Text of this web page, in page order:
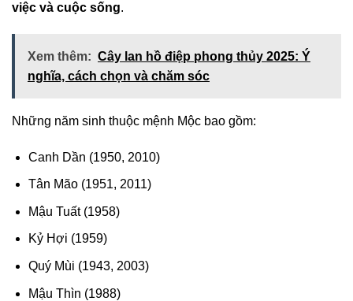
việc và cuộc sống.
Xem thêm: Cây lan hồ điệp phong thủy 2025: Ý
nghĩa, cách chọn và chăm sóc
Những năm sinh thuộc mệnh Mộc bao gồm:
Canh Dần (1950, 2010)
Tân Mão (1951, 2011)
Mậu Tuất (1958)
Kỷ Hợi (1959)
Quý Mùi (1943, 2003)
Mậu Thìn (1988)